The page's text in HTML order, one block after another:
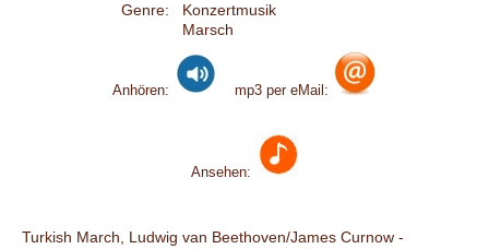
Genre:
Konzertmusik
Marsch
Anhören: mp3 per eMail:
Ansehen:
Turkish March, Ludwig van Beethoven/James Curnow -